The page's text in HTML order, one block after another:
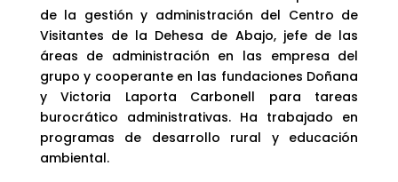
de la gestión y administración del Centro de
Visitantes de la Dehesa de Abajo, jefe de las
áreas de administración en las empresa del
grupo y cooperante en las fundaciones Doñana
y Victoria Laporta Carbonell para tareas
burocrático administrativas. Ha trabajado en
programas de desarrollo rural y educación
ambiental.